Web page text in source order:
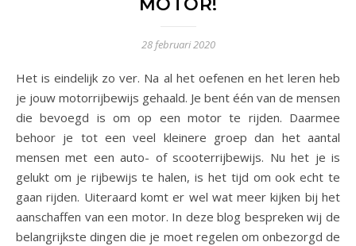
MOTOR!
28 februari 2020
Het is eindelijk zo ver. Na al het oefenen en het leren heb
je jouw motorrijbewijs gehaald. Je bent één van de mensen
die bevoegd is om op een motor te rijden. Daarmee
behoor je tot een veel kleinere groep dan het aantal
mensen met een auto- of scooterrijbewijs. Nu het je is
gelukt om je rijbewijs te halen, is het tijd om ook echt te
gaan rijden. Uiteraard komt er wel wat meer kijken bij het
aanschaffen van een motor. In deze blog bespreken wij de
belangrijkste dingen die je moet regelen om onbezorgd de